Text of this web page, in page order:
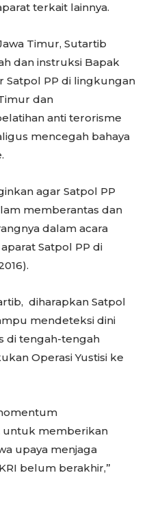
terkait lainnya.
Timur, Sutartib
dan instruksi Bapak
Satpol PP di lingkungan
dan
anti terorisme
mencegah bahaya
agar Satpol PP
memberantas dan
dalam acara
Satpol PP di
diharapkan Satpol
mendeteksi dini
di tengah-tengah
Operasi Yustisi ke
untuk memberikan
upaya menjaga
belum berakhir,”